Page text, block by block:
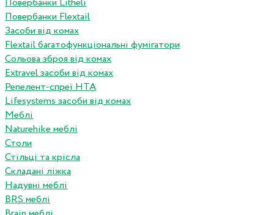
Повербанки Litheli
Повербанки Flextail
Засоби від комах
Flextail багатофункціональні фумігатори
Сольова зброя від комах
Extravel засоби від комах
Репелент-спреї HTA
Lifesystems засоби від комах
Меблі
Naturehike меблі
Столи
Стільці та крісла
Складані ліжка
Надувні меблі
BRS меблі